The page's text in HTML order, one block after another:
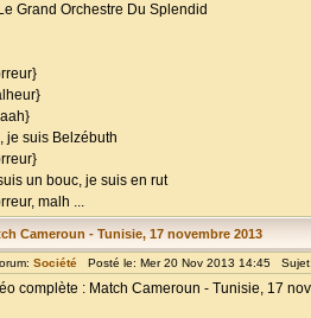
Grand Orchestre Du Splendid
je suis Belzébuth
un bouc, je suis en rut
malh ...
Cameroun - Tunisie, 17 novembre 2013
Société Posté le: Mer 20 Nov 2013 14:45
complète : Match Cameroun - Tunisie, 17